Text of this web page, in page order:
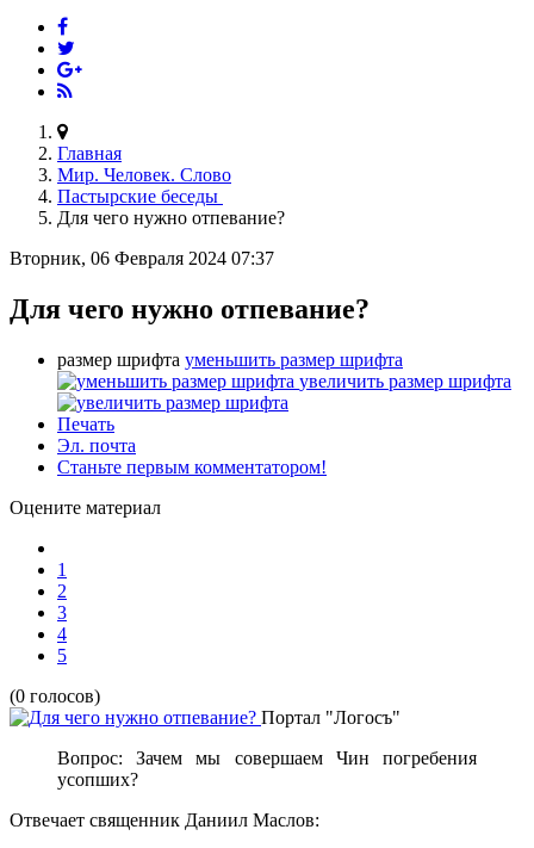
Главная
Мир. Человек. Слово
Пастырские беседы
Для чего нужно отпевание?
Вторник, 06 Февраля 2024 07:37
Для чего нужно отпевание?
размер шрифта уменьшить размер шрифта
увеличить размер шрифта
Печать
Эл. почта
Станьте первым комментатором!
Оцените материал
1
2
3
4
5
(0 голосов)
Портал "Логосъ"
Вопрос: Зачем мы совершаем Чин погребения
усопших?
Отвечает священник Даниил Маслов: